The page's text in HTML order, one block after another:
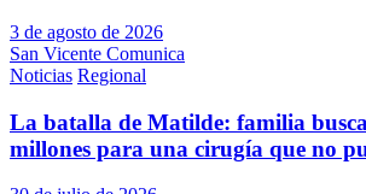
3 de agosto de 2026
San Vicente Comunica
Noticias Regional
La batalla de Matilde: familia
millones para una cirugía que no